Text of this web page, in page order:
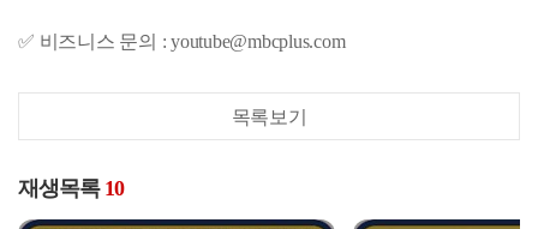
✅ 비즈니스 문의 : youtube@mbcplus.com
목록보기
재생목록 10